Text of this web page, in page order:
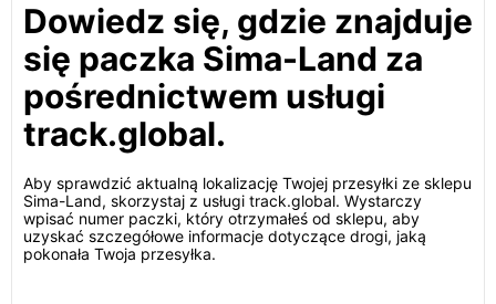
Dowiedz się, gdzie znajduje
się paczka Sima-Land za
pośrednictwem usługi
track.global.
Aby sprawdzić aktualną lokalizację Twojej przesyłki ze sklepu
Sima-Land, skorzystaj z usługi track.global. Wystarczy
wpisać numer paczki, który otrzymałeś od sklepu, aby
uzyskać szczegółowe informacje dotyczące drogi, jaką
pokonała Twoja przesyłka.